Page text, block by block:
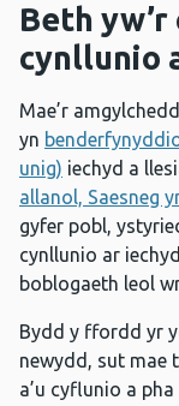
Beth
cynllunio
Mae’r
yn
unig) iechyd a
allanol, Saesneg
gyfer pobl,
cynllunio ar
boblogaeth leol
Bydd y ffordd yr
newydd, sut mae
a’u cyflunio a